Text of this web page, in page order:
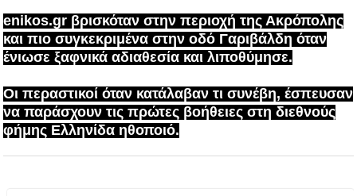
enikos.gr βρισκόταν στην περιοχή της Ακρόπολης
και πιο συγκεκριμένα στην οδό Γαριβάλδη όταν
ένιωσε ξαφνικά αδιαθεσία και λιποθύμησε.
Οι περαστικοί όταν κατάλαβαν τι συνέβη, έσπευσαν
να παράσχουν τις πρώτες βοήθειες στη διεθνούς
φήμης Ελληνίδα ηθοποιό.